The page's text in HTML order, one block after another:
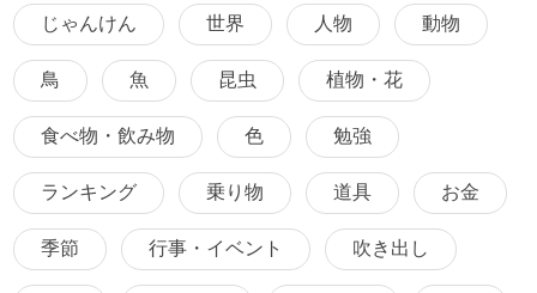
じゃんけん 世界 人物 動物
鳥 魚 昆虫 植物・花
食べ物・飲み物 色 勉強
ランキング 乗り物 道具 お金
季節 行事・イベント 吹き出し